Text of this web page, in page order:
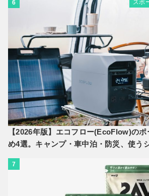
6 スポ
【2026年版】エコフロー(EcoFlow)の
め4選。キャンプ・車中泊・防災、使う
7